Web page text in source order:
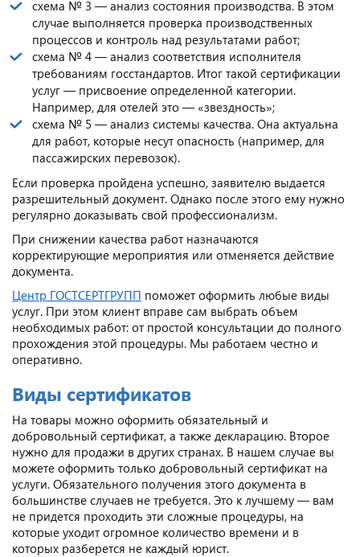
схема № 3 — анализ состояния производства. В этом
случае выполняется проверка производственных
процессов и контроль над результатами работ;
схема № 4 — анализ соответствия исполнителя
требованиям госстандартов. Итог такой сертификации
услуг — присвоение определенной категории.
Например, для отелей это — «звездность»;
схема № 5 — анализ системы качества. Она актуальна
для работ, которые несут опасность (например, для
пассажирских перевозок).
Если проверка пройдена успешно, заявителю выдается
разрешительный документ. Однако после этого ему нужно
регулярно доказывать свой профессионализм.
При снижении качества работ назначаются
корректирующие мероприятия или отменяется действие
документа.
Центр ГОСТСЕРТГРУПП поможет оформить любые виды
услуг. При этом клиент вправе сам выбрать объем
необходимых работ: от простой консультации до полного
прохождения этой процедуры. Мы работаем честно и
оперативно.
Виды сертификатов
На товары можно оформить обязательный и
добровольный сертификат, а также декларацию. Второе
нужно для продажи в других странах. В нашем случае вы
можете оформить только добровольный сертификат на
услуги. Обязательного получения этого документа в
большинстве случаев не требуется. Это к лучшему — вам
не придется проходить эти сложные процедуры, на
которые уходит огромное количество времени и в
которых разберется не каждый юрист.